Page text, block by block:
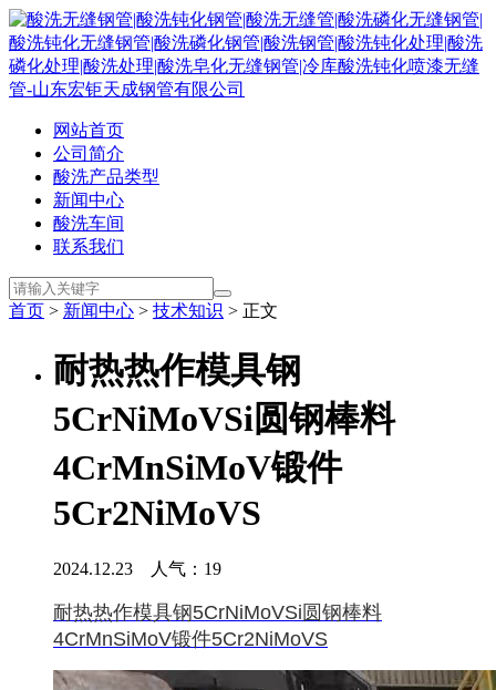
网站首页
公司简介
酸洗产品类型
新闻中心
酸洗车间
联系我们
首页 > 新闻中心 > 技术知识 > 正文
耐热热作模具钢
5CrNiMoVSi圆钢棒料
4CrMnSiMoV锻件
5Cr2NiMoVS
2024.12.23 人气： 19
耐热热作模具钢5CrNiMoVSi圆钢棒料
4CrMnSiMoV锻件5Cr2NiMoVS